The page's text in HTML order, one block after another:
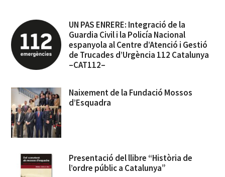
UN PAS ENRERE: Integració de la
Guardia Civil i la Policía Nacional
espanyola al Centre d’Atenció i Gestió
de Trucades d’Urgència 112 Catalunya
–CAT112–
Naixement de la Fundació Mossos
d’Esquadra
Presentació del llibre “Història de
l’ordre públic a Catalunya”